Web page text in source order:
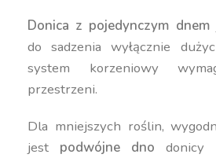
Donica z pojedynczym dnem
do sadzenia wyłącznie
system korzeniowy
przestrzeni.
Dla mniejszych roślin,
jest podwójne dno donicy